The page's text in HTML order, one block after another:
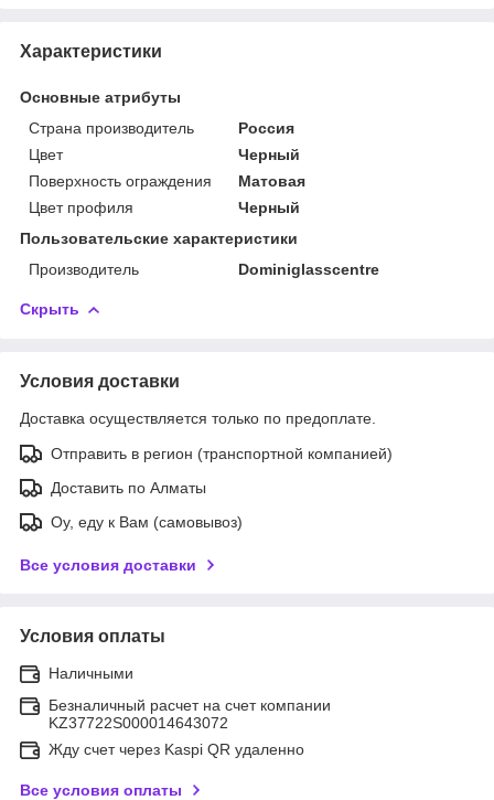
Характеристики
Основные атрибуты
Страна производитель
Россия
Цвет
Черный
Поверхность ограждения
Матовая
Цвет профиля
Черный
Пользовательские характеристики
Производитель
Dominiglasscentre
Скрыть
Условия доставки
Доставка осуществляется только по предоплате.
Отправить в регион (транспортной компанией)
Доставить по Алматы
Оу, еду к Вам (самовывоз)
Все условия доставки
Условия оплаты
Наличными
Безналичный расчет на счет компании
KZ37722S000014643072
Жду счет через Kaspi QR удаленно
Все условия оплаты